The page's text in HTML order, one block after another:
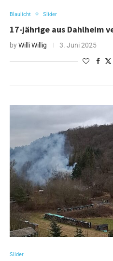
Blaulicht Slider
17-jährige aus Dahlheim
byWilli Willig 3. Juni 2025
Slider